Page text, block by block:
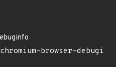
browser-debugi